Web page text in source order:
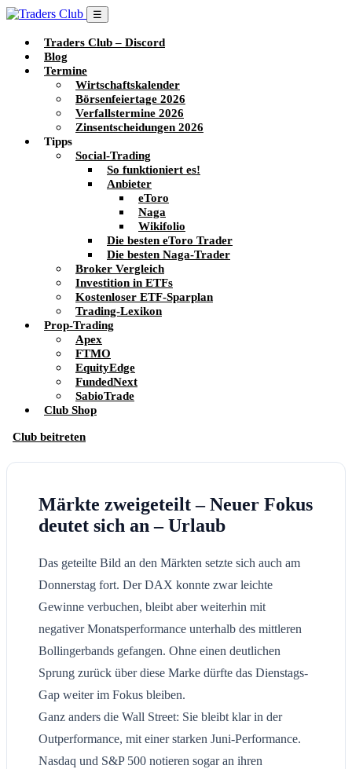
☰
Traders Club – Discord
Blog
Termine
Wirtschaftskalender
Börsenfeiertage 2026
Verfallstermine 2026
Zinsentscheidungen 2026
Tipps
Social-Trading
So funktioniert es!
Anbieter
eToro
Naga
Wikifolio
Die besten eToro Trader
Die besten Naga-Trader
Broker Vergleich
Investition in ETFs
Kostenloser ETF-Sparplan
Trading-Lexikon
Prop-Trading
Apex
FTMO
EquityEdge
FundedNext
SabioTrade
Club Shop
Club beitreten
Märkte zweigeteilt – Neuer Fokus
deutet sich an – Urlaub
Das geteilte Bild an den Märkten setzte sich auch am
Donnerstag fort. Der DAX konnte zwar leichte
Gewinne verbuchen, bleibt aber weiterhin mit
negativer Monatsperformance unterhalb des mittleren
Bollingerbands gefangen. Ohne einen deutlichen
Sprung zurück über diese Marke dürfte das Dienstags-
Gap weiter im Fokus bleiben.
Ganz anders die Wall Street: Sie bleibt klar in der
Outperformance, mit einer starken Juni-Performance.
Nasdaq und S&P 500 notieren sogar an ihren